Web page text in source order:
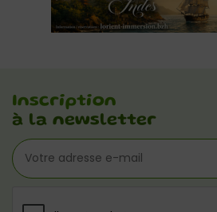
Inscription
à la newsletter